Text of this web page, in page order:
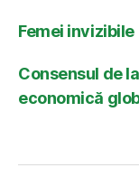
Femei invizibile
Consensul de
economică